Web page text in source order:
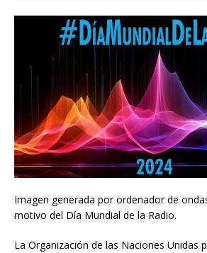
Imagen generada por ordenador de
motivo del Día Mundial de la Radio.
La Organización de las Naciones Unidas